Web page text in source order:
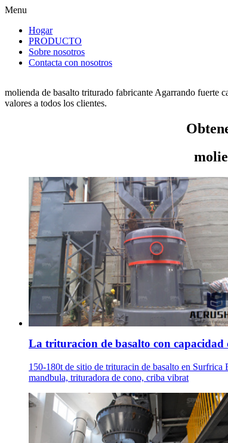
Menu
Hogar
PRODUCTO
Sobre nosotros
Contacta con nosotros
molienda de basalto triturado fabricante Agarrando fuerte
valores a todos los clientes.
La trituracion de basalto con capacidad
150-180t de sitio de trituracin de basalto en
mandbula, trituradora de cono, criba vibrat